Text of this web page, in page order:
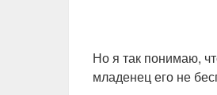
Но я так понимаю,
младенец его не